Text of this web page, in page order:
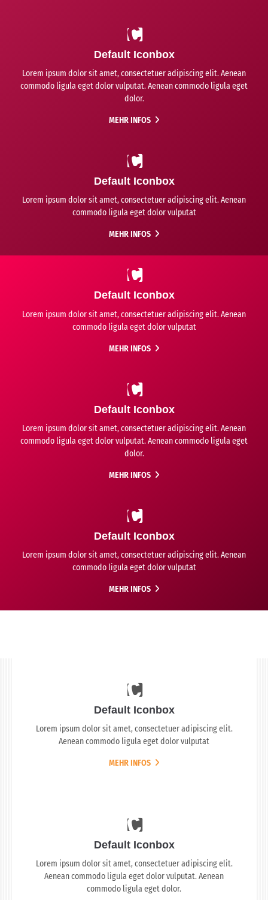
Default Iconbox
Lorem ipsum dolor sit amet, consectetuer adipiscing elit. Aenean
commodo ligula eget dolor vulputat. Aenean commodo ligula eget
dolor.
MEHR INFOS
Default Iconbox
Lorem ipsum dolor sit amet, consectetuer adipiscing elit. Aenean
commodo ligula eget dolor vulputat
MEHR INFOS
Default Iconbox
Lorem ipsum dolor sit amet, consectetuer adipiscing elit. Aenean
commodo ligula eget dolor vulputat
MEHR INFOS
Default Iconbox
Lorem ipsum dolor sit amet, consectetuer adipiscing elit. Aenean
commodo ligula eget dolor vulputat. Aenean commodo ligula eget
dolor.
MEHR INFOS
Default Iconbox
Lorem ipsum dolor sit amet, consectetuer adipiscing elit. Aenean
commodo ligula eget dolor vulputat
MEHR INFOS
Default Iconbox
Lorem ipsum dolor sit amet, consectetuer adipiscing elit.
Aenean commodo ligula eget dolor vulputat
MEHR INFOS
Default Iconbox
Lorem ipsum dolor sit amet, consectetuer adipiscing elit.
Aenean commodo ligula eget dolor vulputat. Aenean
commodo ligula eget dolor.